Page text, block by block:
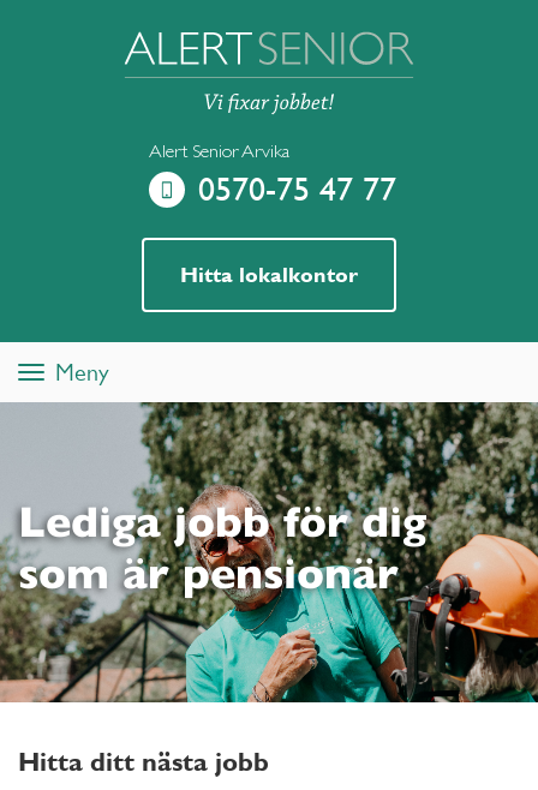
Alert Senior Arvika
0570-75 47 77
Hitta lokalkontor
ToggleMeny
Lediga jobb för dig
som är pensionär
Hitta ditt nästa jobb